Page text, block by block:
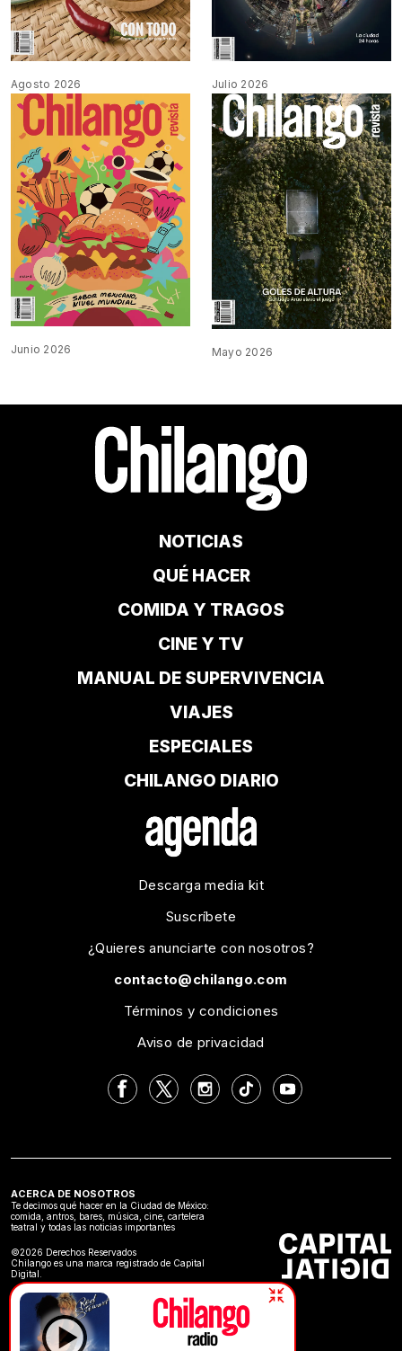
Agosto 2026 Julio 2026
Junio 2026 Mayo 2026
NOTICIAS
QUÉ HACER
COMIDA Y TRAGOS
CINE Y TV
MANUAL DE SUPERVIVENCIA
VIAJES
ESPECIALES
CHILANGO DIARIO
Descarga media kit
Suscríbete
¿Quieres anunciarte con nosotros?
contacto@chilango.com
Términos y condiciones
Aviso de privacidad
ACERCA DE NOSOTROS
Te decimos qué hacer en la Ciudad de México:
comida, antros, bares, música, cine, cartelera
teatral y todas las noticias importantes
©2026 Derechos Reservados
Chilango es una marca registrado de Capital
Digital.